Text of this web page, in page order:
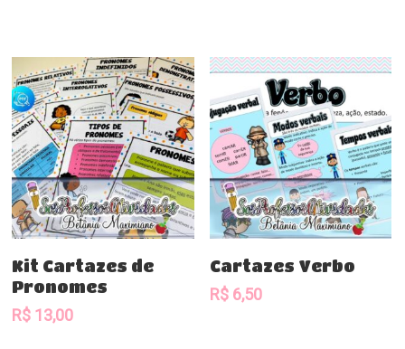
Comprar
Kit Cartazes de
Pronomes
R$ 13,00
Comprar
Cartazes Verbo
R$6,50